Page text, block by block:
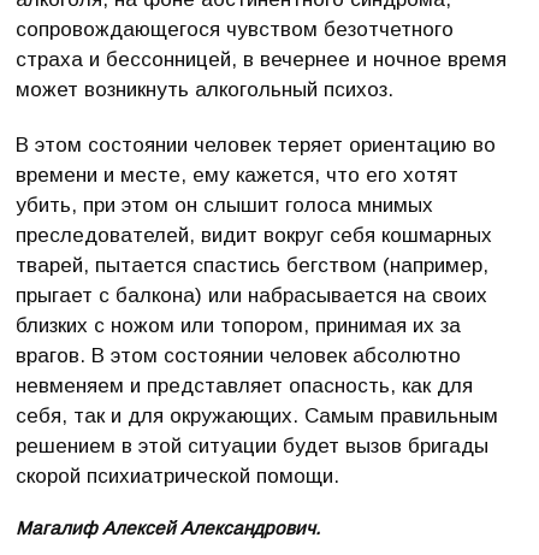
сопровождающегося чувством безотчетного
страха и бессонницей, в вечернее и ночное время
может возникнуть алкогольный психоз.
В этом состоянии человек теряет ориентацию во
времени и месте, ему кажется, что его хотят
убить, при этом он слышит голоса мнимых
преследователей, видит вокруг себя кошмарных
тварей, пытается спастись бегством (например,
прыгает с балкона) или набрасывается на своих
близких с ножом или топором, принимая их за
врагов. В этом состоянии человек абсолютно
невменяем и представляет опасность, как для
себя, так и для окружающих. Самым правильным
решением в этой ситуации будет вызов бригады
скорой психиатрической помощи.
Магалиф Алексей Александрович.